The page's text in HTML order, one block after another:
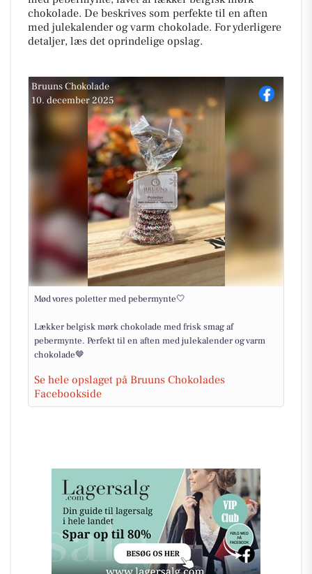
chokolade. De beskrives som perfekte til en aften
med julekalender og varm chokolade. For yderligere
detaljer, læs det oprindelige opslag.
Bruuns Chokolade
10. december 2025
Mød vores poletter med pebermynte🤍
Lækker belgisk mørk chokolade med frisk smag af
pebermynte. Perfekt til en aften med julekalender og varm
chokolade🤎
Se hele opslaget på Bruuns Chokolades
Facebookside